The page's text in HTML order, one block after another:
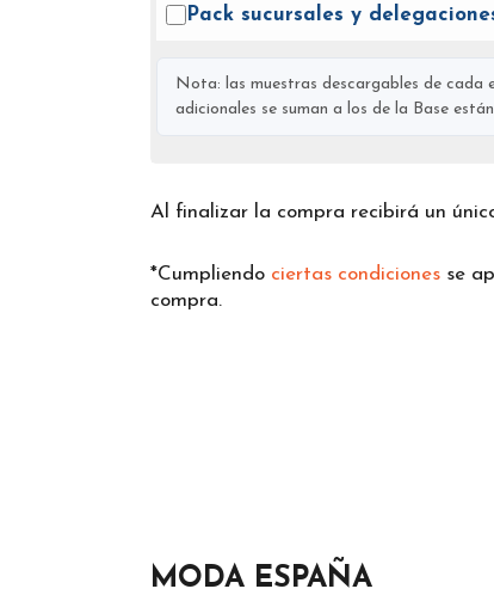
Pack sucursales y
Nota: las muestras descargables de cada
adicionales se suman a los de la Base
Al finalizar la compra recibirá un
*Cumpliendo ciertas condiciones se
compra.
MODA ESPAÑA